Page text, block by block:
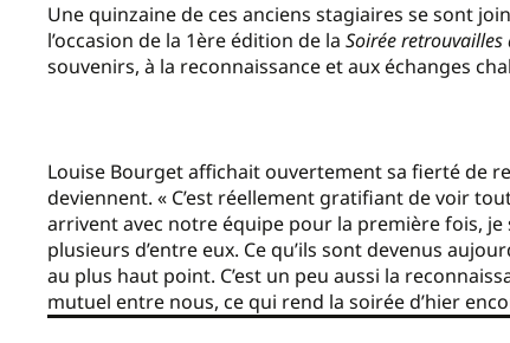
Une quinzaine de ces anciens stagiaires se sont
l’occasion de la 1ère édition de la Soirée
souvenirs, à la reconnaissance et aux échanges
Louise Bourget affichait ouvertement sa fierté de
deviennent. « C’est réellement gratifiant de voir
arrivent avec notre équipe pour la première fois,
plusieurs d’entre eux. Ce qu’ils sont devenus
au plus haut point. C’est un peu aussi la
mutuel entre nous, ce qui rend la soirée d’hier